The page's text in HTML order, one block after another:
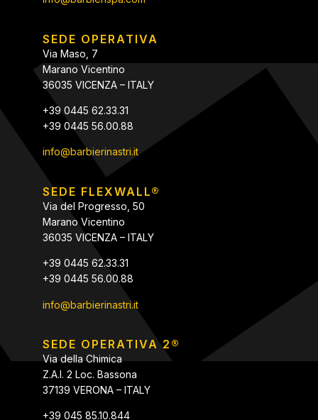
SEDE OPERATIVA
Via Maso, 7
Marano Vicentino
36035 VICENZA – ITALY
+39 0445 62.33.31
+39 0445 56.00.88
info@barbierinastri.it
SEDE FLEXWALL®
Via del Progresso, 50
Marano Vicentino
36035 VICENZA – ITALY
+39 0445 62.33.31
+39 0445 56.00.88
info@barbierinastri.it
SEDE OPERATIVA 2®
Via della Chimica
Z.A.I. 2 Loc. Bassona
37139 VERONA – ITALY
+39 045 85.10.844